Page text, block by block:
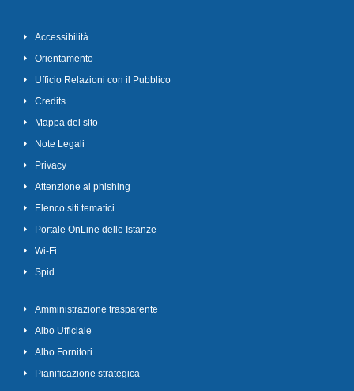
Accessibilità
Orientamento
Ufficio Relazioni con il Pubblico
Credits
Mappa del sito
Note Legali
Privacy
Attenzione al phishing
Elenco siti tematici
Portale OnLine delle Istanze
Wi-Fi
Spid
Amministrazione trasparente
Albo Ufficiale
Albo Fornitori
Pianificazione strategica